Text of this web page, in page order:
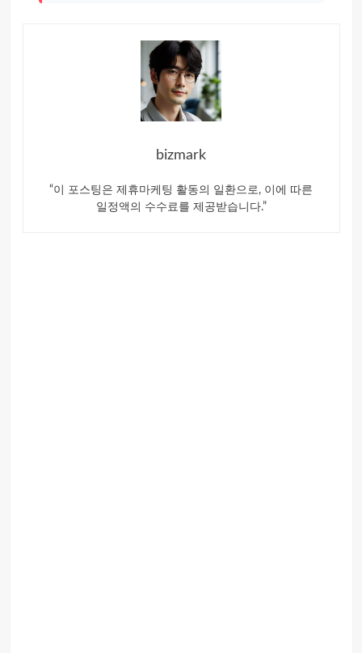
bizmark
“이 포스팅은 제휴마케팅 활동의 일환으로, 이에 따른
일정액의 수수료를 제공받습니다.”